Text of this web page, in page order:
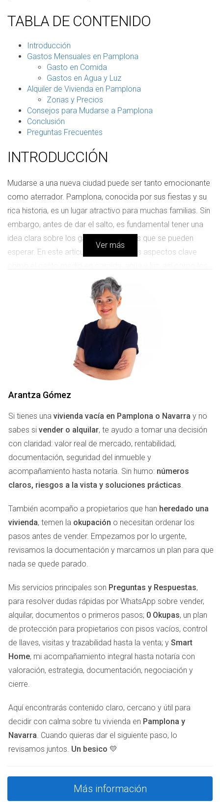
TABLA DE CONTENIDO
Introducción
Gastos Mensuales en Pamplona
Gasto en Comida
Gastos en Agua y Luz
Alquiler de Vivienda en Pamplona
Zonas y Precios
Consejos para Mudarse a Pamplona
Conclusión
Preguntas Frecuentes
INTRODUCCIÓN
Mudarse a una nueva ciudad puede ser tanto emocionante
como aterrador. Pamplona, conocida por sus fiestas y su
rica historia, es un lugar atractivo para muchas familias. Sin
embargo, antes de dar el salto, es fundamental tener una
idea clara sobre los gastos mensuales que se pueden
esperar. En este artículo, abordaremos aspectos clave
precios del alquiler en diferentes zonas de la ciudad. Con
esta información, podrás tomar decisiones más
informadas y disfrutar al máximo de tu nueva aventura en
GASTOS MENSUALES EN
PAMPLONA
Cuando se trata de establecer un presupuesto familiar en
continuación, desglosaremos los gastos más comunes
que enfrentarás cada mes.
Gasto en Comida
El gasto en comida es uno de los aspectos más
importantes a tener en cuenta al mudarse. En promedio,
y 600 euros al mes en alimentación. Esto incluye compras
de supermercado y algunas comidas fuera de casa. Aquí
hay algunos consejos para optimizar tus gastos:
Compra productos locales: Los mercados locales
competitivos.
Planifica tus comidas: Hacer un menú semanal puede
ayudarte a evitar compras innecesarias.
Aprovecha las ofertas: Supermercados como
Carrefour o Eroski suelen tener promociones
semanales.
Gastos en Agua y Luz
Los gastos de servicios básicos también son cruciales
medio del agua es aproximadamente 30 euros al mes,
mientras que la factura de electricidad puede oscilar entre
60 y 100 euros dependiendo del uso. Para mantener estos
costos bajo control:
consumo energético.
Instala grifos ahorradores: Pueden ayudarte a reducir
Ver más
Arantza Gómez
Si tienes una vivienda vacía en Pamplona o Navarra y no
sabes si vender o alquilar, te ayudo a tomar una decisión
con claridad: valor real de mercado, rentabilidad,
documentación, seguridad del inmueble y
acompañamiento hasta notaría. Sin humo: números
claros, riesgos a la vista y soluciones prácticas.
También acompaño a propietarios que han heredado una
vivienda, temen la okupación o necesitan ordenar los
pasos antes de vender. Empezamos por lo urgente,
revisamos la documentación y marcamos un plan para que
nada se quede parado.
Mis servicios principales son Preguntas y Respuestas,
para resolver dudas rápidas por WhatsApp sobre vender,
alquilar, documentos o primeros pasos; 0 Okupas, un plan
de protección para propietarios con pisos vacíos, control
de llaves, visitas y trazabilidad hasta la venta; y Smart
Home, mi acompañamiento integral hasta notaría con
valoración, estrategia, documentación, negociación y
cierre.
Aquí encontrarás contenido claro, cercano y útil para
decidir con calma sobre tu vivienda en Pamplona y
Navarra. Cuando quieras dar el siguiente paso, lo
revisamos juntos. Un besico 💛
Más información